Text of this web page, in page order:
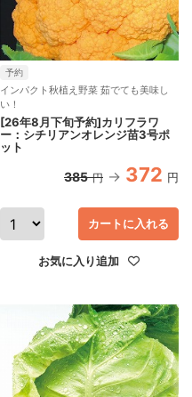
予約
インパクト秋植え野菜 茹でても美味し
い！
[26年8月下旬予約]カリフラワ
ー：シチリアンオレンジ苗3号ポ
ット
385 円 372 円
お気に入り追加
カートに入れる